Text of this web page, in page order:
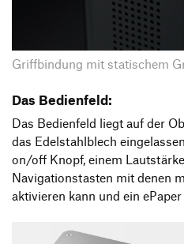
Griffbindung mit statischem
Das Bedienfeld:
Das Bedienfeld liegt auf der
das Edelstahlblech
on/off Knopf, einem
Navigationstasten mit denen
aktivieren kann und ein